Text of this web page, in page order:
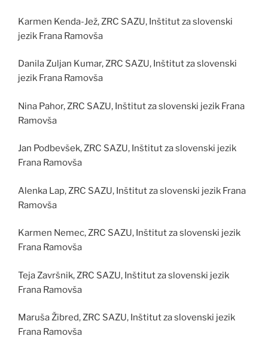
Karmen Kenda-Jež, ZRC SAZU, Inštitut za slovenski
jezik Frana Ramovša
Danila Zuljan Kumar, ZRC SAZU, Inštitut za slovenski
jezik Frana Ramovša
Nina Pahor, ZRC SAZU, Inštitut za slovenski jezik Frana
Ramovša
Jan Podbevšek, ZRC SAZU, Inštitut za slovenski jezik
Frana Ramovša
Alenka Lap, ZRC SAZU, Inštitut za slovenski jezik Frana
Ramovša
Karmen Nemec, ZRC SAZU, Inštitut za slovenski jezik
Frana Ramovša
Teja Završnik, ZRC SAZU, Inštitut za slovenski jezik
Frana Ramovša
Maruša Žibred, ZRC SAZU, Inštitut za slovenski jezik
Frana Ramovša